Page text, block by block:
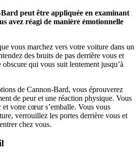
peut être appliquée en examinant
avez réagi de manière émotionnelle
vous marchez vers votre voiture dans un
des bruits de pas derrière vous et
qui vous suit lentement jusqu’à
de Cannon-Bard, vous éprouverez
de peur et une réaction physique. Vous
et votre cœur s’emballe. Vous vous
verrouillez les portes derrière vous et
chez vous.